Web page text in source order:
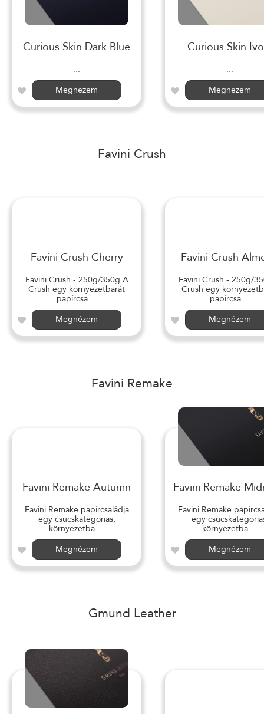
Curious Skin Dark Blue
...
Megnézem
Curious Skin
...
Megnézem
Favini Crush
Favini Crush Cherry
Favini Crush - 250g/350g A
Crush egy környezetbarát
papírcsa ...
Megnézem
Favini Crush
Favini Crush - 250g/
Crush egy
papírcsa ...
Megnézem
Favini Remake
Favini Remake Autumn
Favini Remake papírcsaládja
egy csúcskategóriás,
környezetba ...
Megnézem
Favini Remake
Favini Remake
egy
környezetba ...
Megnézem
Gmund Leather